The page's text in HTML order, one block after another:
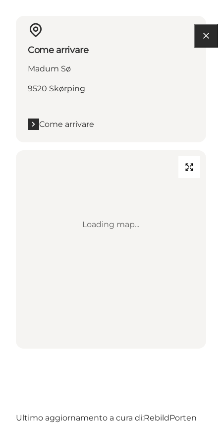
Come arrivare
Madum Sø
9520 Skørping
Come arrivare
Loading map...
Ultimo aggiornamento a cura di:RebildPorten